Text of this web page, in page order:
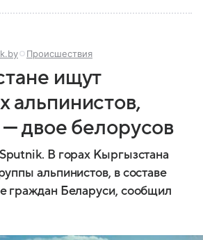
Происшествия
ищут
альпинистов,
двое белорусов
В горах Кыргызстана
альпинистов, в составе
граждан Беларуси, сообщил